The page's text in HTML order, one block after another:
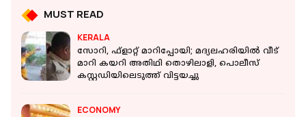
MUST READ
KERALA
സോറി, ഫ്‌ളാറ്റ് മാറിപ്പോയി; മദ്യലഹരിയില്‍ വീട്
മാറി കയറി അതിഥി തൊഴിലാളി, പൊലീസ്
കസ്റ്റഡിയിലെടുത്ത് വിട്ടയച്ചു
ECONOMY